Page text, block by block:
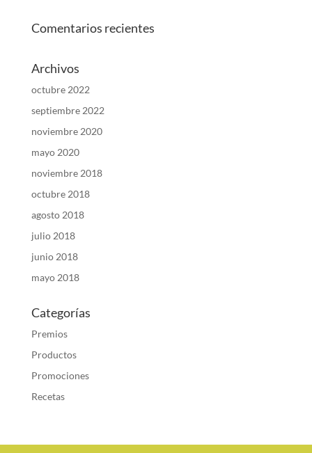
Comentarios recientes
Archivos
octubre 2022
septiembre 2022
noviembre 2020
mayo 2020
noviembre 2018
octubre 2018
agosto 2018
julio 2018
junio 2018
mayo 2018
Categorías
Premios
Productos
Promociones
Recetas